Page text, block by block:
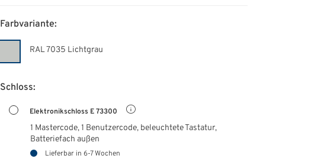
Farbvariante:
RAL 7035 Lichtgrau
Schloss:
Elektronikschloss E 73300
1 Mastercode, 1 Benutzercode, beleuchtete Tastatur,
Batteriefach außen
Lieferbar in 6-7 Wochen